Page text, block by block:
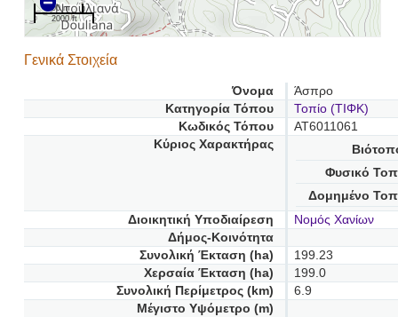
500 m
2000 ft
Γενικά Στοιχεία
Όνομα
Άσπρο
Κατηγορία Τόπου
Τοπίο (ΤΙΦΚ)
Κωδικός Τόπου
AT6011061
Κύριος Χαρακτήρας
Φυσικό
Δομημένο
Διοικητική Υποδιαίρεση
Νομός Χανίων
Δήμος-Κοινότητα
Συνολική Έκταση (ha)
199.23
Χερσαία Έκταση (ha)
199.0
Συνολική Περίμετρος (km)
6.9
Μέγιστο Υψόμετρο (m)